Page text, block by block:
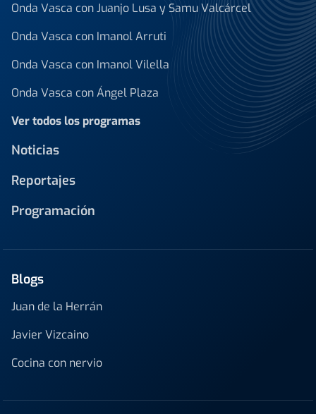
Onda Vasca con Juanjo Lusa y Samu Valcárcel
Onda Vasca con Imanol Arruti
Onda Vasca con Imanol Vilella
Onda Vasca con Ángel Plaza
Ver todos los programas
Noticias
Reportajes
Programación
Blogs
Juan de la Herrán
Javier Vizcaino
Cocina con nervio